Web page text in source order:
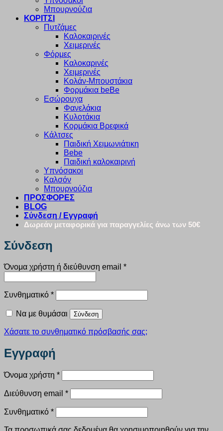
Μπουρνούζια
ΚΟΡΙΤΣΙ
Πυτζάμες
Καλοκαιρινές
Χειμερινές
Φόρμες
Καλοκαρινές
Χειμερινές
Κολάν-Μπουστάκια
Φορμάκια beBe
Εσώρουχα
Φανελάκια
Κυλοτάκια
Κορμάκια Βρεφικά
Κάλτσες
Παιδική Χειμωνιάτικη
Bebe
Παιδική καλοκαιρινή
Υπνόσακοι
Καλσόν
Μπουρνούζια
ΠΡΟΣΦΟΡΕΣ
BLOG
Σύνδεση / Εγγραφή
Δωρεάν μεταφορικά για παραγγελίες άνω των 50€
Σύνδεση
Όνομα χρήστη ή διεύθυνση email *Απαιτείται
Συνθηματικό *Απαιτείται
Να με θυμάσαι Σύνδεση
Χάσατε το συνθηματικό πρόσβασής σας;
Εγγραφή
Όνομα χρήστη *Απαιτείται
Διεύθυνση email *Απαιτείται
Συνθηματικό *Απαιτείται